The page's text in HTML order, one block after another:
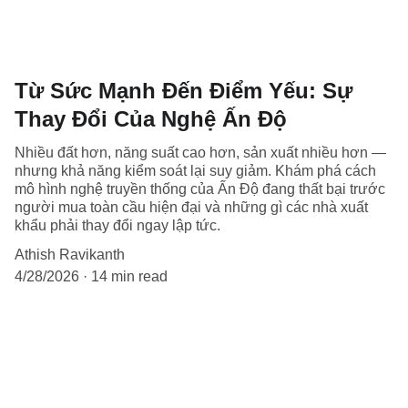
Từ Sức Mạnh Đến Điểm Yếu: Sự
Thay Đổi Của Nghệ Ấn Độ
Nhiều đất hơn, năng suất cao hơn, sản xuất nhiều hơn —
nhưng khả năng kiểm soát lại suy giảm. Khám phá cách
mô hình nghệ truyền thống của Ấn Độ đang thất bại trước
người mua toàn cầu hiện đại và những gì các nhà xuất
khẩu phải thay đổi ngay lập tức.
Athish Ravikanth
4/28/2026
14 min read